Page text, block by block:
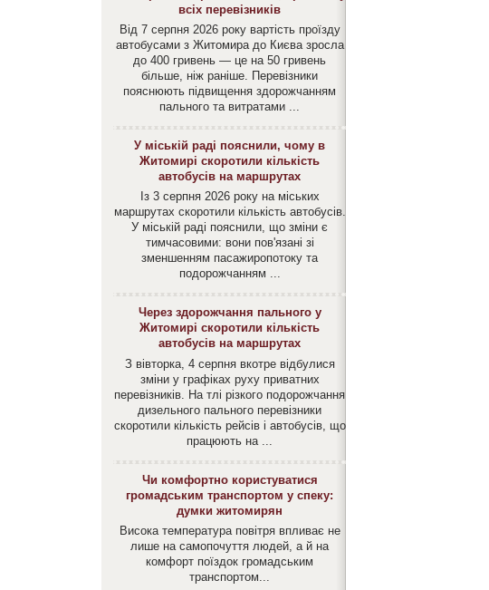
всіх перевізників
Від 7 серпня 2026 року вартість проїзду
автобусами з Житомира до Києва зросла
до 400 гривень — це на 50 гривень
більше, ніж раніше. Перевізники
пояснюють підвищення здорожчанням
пального та витратами ...
У міській раді пояснили, чому в
Житомирі скоротили кількість
автобусів на маршрутах
Із 3 серпня 2026 року на міських
маршрутах скоротили кількість автобусів.
У міській раді пояснили, що зміни є
тимчасовими: вони пов'язані зі
зменшенням пасажиропотоку та
подорожчанням ...
Через здорожчання пального у
Житомирі скоротили кількість
автобусів на маршрутах
З вівторка, 4 серпня вкотре відбулися
зміни у графіках руху приватних
перевізників. На тлі різкого подорожчання
дизельного пального перевізники
скоротили кількість рейсів і автобусів, що
працюють на ...
Чи комфортно користуватися
громадським транспортом у спеку:
думки житомирян
Висока температура повітря впливає не
лише на самопочуття людей, а й на
комфорт поїздок громадським
транспортом...